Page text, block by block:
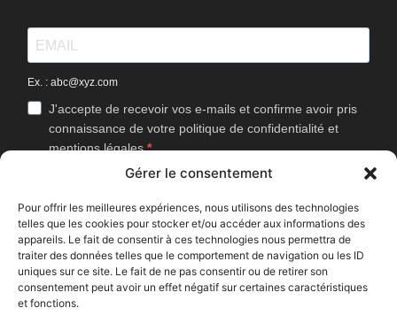
Gérer le consentement
Pour offrir les meilleures expériences, nous utilisons des technologies
telles que les cookies pour stocker et/ou accéder aux informations des
appareils. Le fait de consentir à ces technologies nous permettra de
traiter des données telles que le comportement de navigation ou les ID
uniques sur ce site. Le fait de ne pas consentir ou de retirer son
consentement peut avoir un effet négatif sur certaines caractéristiques
et fonctions.
Ex. : abc@xyz.com
J'accepte de recevoir vos e-mails et confirme avoir pris
connaissance de votre politique de confidentialité et
mentions légales.
Vous pouvez vous désinscrire à tout moment en cliquant sur le lien
J'accepte que Bike Café mesure l'ouverture des
newsletters afin d'améliorer les contenus proposés.
S'INSCRIRE